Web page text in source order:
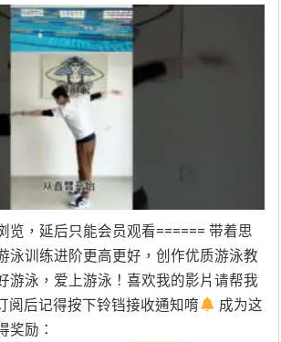
览，延后只能会员观看====== 带着思
泳训练进阶更高更好，创作优质游泳教
游泳，爱上游泳！喜欢我的影片请帮我
阅后记得按下铃铛接收通知唷
成为这
奖励：